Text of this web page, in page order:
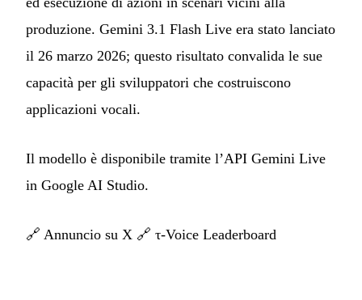
produzione. Gemini 3.1 Flash Live era stato lanciato
il 26 marzo 2026; questo risultato convalida le sue
capacità per gli sviluppatori che costruiscono
applicazioni vocali.
Il modello è disponibile tramite l’API Gemini Live
in Google AI Studio.
🔗 Annuncio su X 🔗 τ-Voice Leaderboard